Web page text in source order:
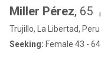
Miller Pérez, 65
Trujillo, La Libertad, Peru
Seeking: Female 43 - 64